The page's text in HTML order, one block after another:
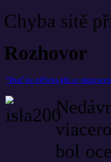
Chyba sítě
Rozhovor
"Buď do něčeho jdu se
bol